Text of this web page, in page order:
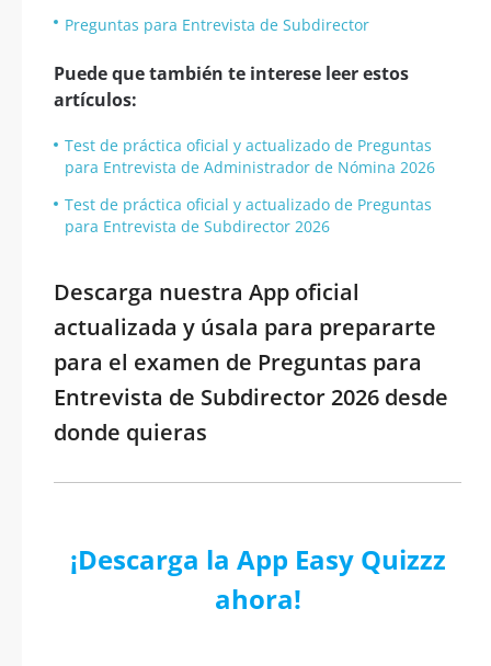
Preguntas para Entrevista de Subdirector
Puede que también te interese leer estos
artículos:
Test de práctica oficial y actualizado de Preguntas
para Entrevista de Administrador de Nómina 2026
Test de práctica oficial y actualizado de Preguntas
para Entrevista de Subdirector 2026
Descarga nuestra App oficial
actualizada y úsala para prepararte
para el examen de Preguntas para
Entrevista de Subdirector 2026 desde
donde quieras
¡Descarga la App Easy Quizzz
ahora!